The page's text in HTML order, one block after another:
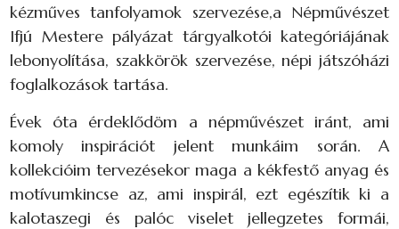
kézműves tanfolyamok szervezése,a Népművészet
Ifjú Mestere pályázat tárgyalkotói kategóriájának
lebonyolítása, szakkörök szervezése, népi játszóházi
foglalkozások tartása.
Évek óta érdeklődöm a népművészet iránt, ami
komoly inspirációt jelent munkáim során. A
kollekcióim tervezésekor maga a kékfestő anyag és
motívumkincse az, ami inspirál, ezt egészítik ki a
kalotaszegi és palóc viselet jellegzetes formái,